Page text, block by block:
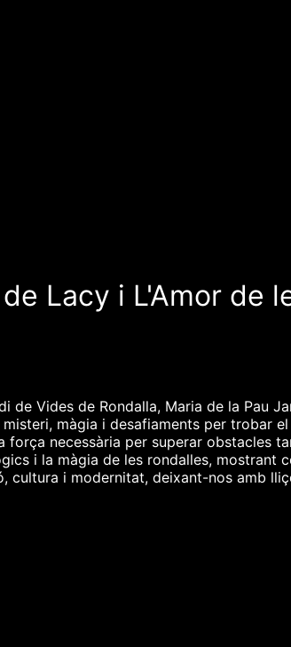
Lacy i L'Amor de
de Vides de Rondalla, Maria de la Pau
màgia i desafiaments per trobar
força necessària per superar obstacles
i la màgia de les rondalles, mostrant
cultura i modernitat, deixant-nos amb